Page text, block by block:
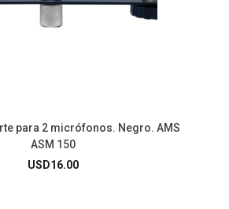
para 2 micrófonos. Negro. AMS
ASM 150
USD16.00